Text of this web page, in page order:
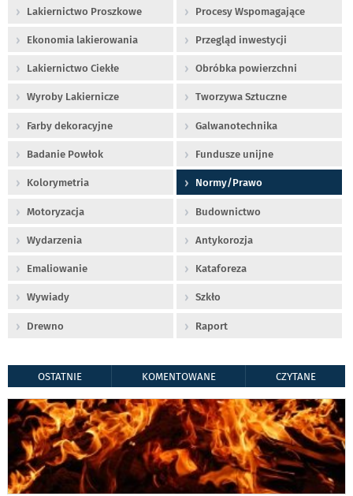
Lakiernictwo Proszkowe Procesy Wspomagające
Ekonomia lakierowania Przegląd inwestycji
Lakiernictwo Ciekłe Obróbka powierzchni
Wyroby Lakiernicze Tworzywa Sztuczne
Farby dekoracyjne Galwanotechnika
Badanie Powłok Fundusze unijne
Kolorymetria Normy/Prawo
Motoryzacja Budownictwo
Wydarzenia Antykorozja
Emaliowanie Kataforeza
Wywiady Szkło
Drewno Raport
OSTATNIE KOMENTOWANE CZYTANE